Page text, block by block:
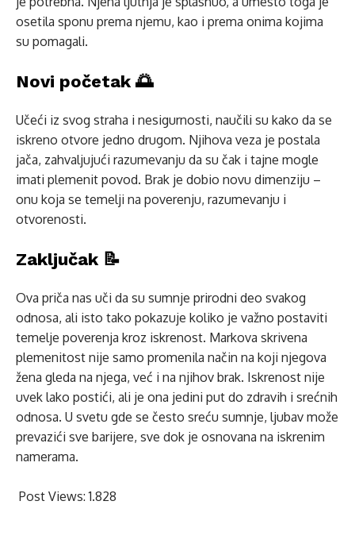
osetila sponu prema njemu, kao i prema onima kojima
su pomagali.
Novi početak 🌅
Učeći iz svog straha i nesigurnosti, naučili su kako da se
iskreno otvore jedno drugom. Njihova veza je postala
jača, zahvaljujući razumevanju da su čak i tajne mogle
imati plemenit povod. Brak je dobio novu dimenziju –
onu koja se temelji na poverenju, razumevanju i
otvorenosti.
Zaključak 📝
Ova priča nas uči da su sumnje prirodni deo svakog
odnosa, ali isto tako pokazuje koliko je važno postaviti
temelje poverenja kroz iskrenost. Markova skrivena
plemenitost nije samo promenila način na koji njegova
žena gleda na njega, već i na njihov brak. Iskrenost nije
uvek lako postići, ali je ona jedini put do zdravih i srećnih
odnosa. U svetu gde se često sreću sumnje, ljubav može
prevazići sve barijere, sve dok je osnovana na iskrenim
namerama.
Post Views: 1.828